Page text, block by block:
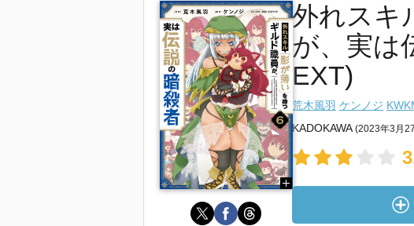
外れスキ
が、実は
EXT)
荒木風羽 ケンノジ
KADOKAWA(2023年3月